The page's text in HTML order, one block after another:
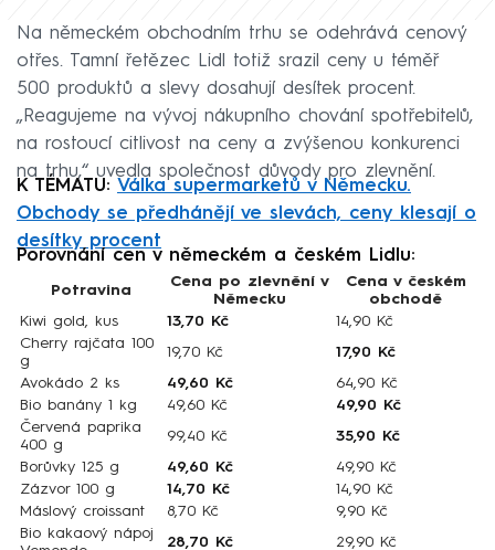
Na německém obchodním trhu se odehrává cenový
otřes. Tamní řetězec Lidl totiž srazil ceny u téměř
500 produktů a slevy dosahují desítek procent.
„Reagujeme na vývoj nákupního chování spotřebitelů,
na rostoucí citlivost na ceny a zvýšenou konkurenci
na trhu,“ uvedla společnost důvody pro zlevnění.
K TÉMATU: Válka supermarketů v Německu.
Obchody se předhánějí ve slevách, ceny klesají o
desítky procent
Porovnání cen v německém a českém Lidlu:
Potravina
Cena po zlevnění v
Německu
Cena v českém
obchodě
Kiwi gold, kus
13,70 Kč
14,90 Kč
Cherry rajčata 100
g
19,70 Kč
17,90 Kč
Avokádo 2 ks
49,60 Kč
64,90 Kč
Bio banány 1 kg
49,60 Kč
49,90 Kč
Červená paprika
400 g
99,40 Kč
35,90 Kč
Borůvky 125 g
49,60 Kč
49,90 Kč
Zázvor 100 g
14,70 Kč
14,90 Kč
Máslový croissant
8,70 Kč
9,90 Kč
Bio kakaový nápoj
28,70 Kč
29,90 Kč